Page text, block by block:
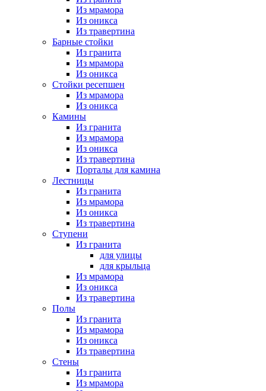
Из мрамора
Из оникса
Из травертина
Барные стойки
Из гранита
Из мрамора
Из оникса
Стойки ресепшен
Из мрамора
Из оникса
Камины
Из гранита
Из мрамора
Из оникса
Из травертина
Порталы для камина
Лестницы
Из гранита
Из мрамора
Из оникса
Из травертина
Ступени
Из гранита
для улицы
для крыльца
Из мрамора
Из оникса
Из травертина
Полы
Из гранита
Из мрамора
Из оникса
Из травертина
Стены
Из гранита
Из мрамора